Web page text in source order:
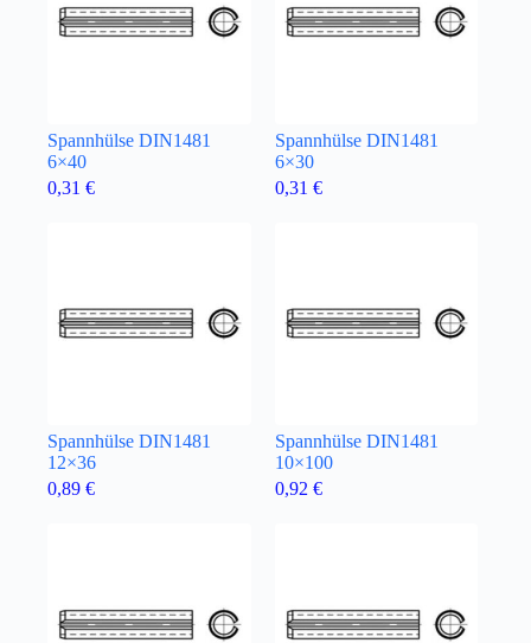
Spannhülse DIN1481
6×40
0,31 €
Spannhülse DIN1481
6×30
0,31 €
Spannhülse DIN1481
12×36
0,89 €
Spannhülse DIN1481
10×100
0,92 €